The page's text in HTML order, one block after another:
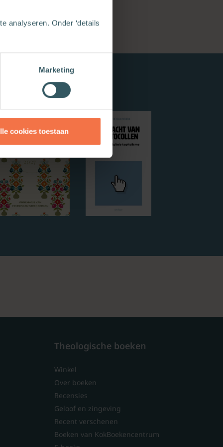
analyseren. Onder ‘details
Marketing
cookies toestaan
Theologische boeken
Winkel
Over boeken
Recensies
Geloof en zingeving
Recent verschenen
Boeken van KokBoekencentrum